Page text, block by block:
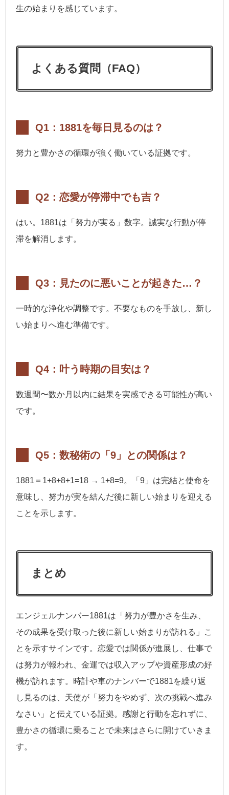
生の始まりを感じています。
よくある質問（FAQ）
Q1：1881を毎日見るのは？
努力と豊かさの循環が強く働いている証拠です。
Q2：恋愛が停滞中でも吉？
はい。1881は「努力が実る」数字。誠実な行動が停
滞を解消します。
Q3：見たのに悪いことが起きた…？
一時的な浄化や調整です。不要なものを手放し、新し
い始まりへ進む準備です。
Q4：叶う時期の目安は？
数週間〜数か月以内に結果を実感できる可能性が高い
です。
Q5：数秘術の「9」との関係は？
1881＝1+8+8+1=18 → 1+8=9。「9」は完結と使命を
意味し、努力が実を結んだ後に新しい始まりを迎える
ことを示します。
まとめ
エンジェルナンバー1881は「努力が豊かさを生み、
その成果を受け取った後に新しい始まりが訪れる」こ
とを示すサインです。恋愛では関係が進展し、仕事で
は努力が報われ、金運では収入アップや資産形成の好
機が訪れます。時計や車のナンバーで1881を繰り返
し見るのは、天使が「努力をやめず、次の挑戦へ進み
なさい」と伝えている証拠。感謝と行動を忘れずに、
豊かさの循環に乗ることで未来はさらに開けていきま
す。